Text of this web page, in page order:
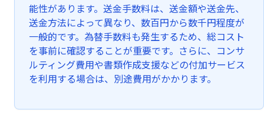
能性があります。送金手数料は、送金額や送金先、
送金方法によって異なり、数百円から数千円程度が
一般的です。為替手数料も発生するため、総コスト
を事前に確認することが重要です。さらに、コンサ
ルティング費用や書類作成支援などの付加サービス
を利用する場合は、別途費用がかかります。